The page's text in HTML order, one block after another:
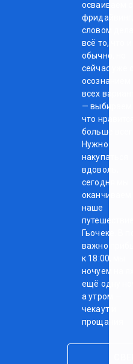
осваиваем
словом
всё то, что и
обычно, но
сейчас уже
осознанием
всех
— выбираем
что
больше
Нужно
накупаться
вдоволь,
сегодня мы
оканчиваем
наше
Гьочеке. В
важно
к 18:00, мы
ночуем на
ещё одну
а утром —
чекаут и
прощания